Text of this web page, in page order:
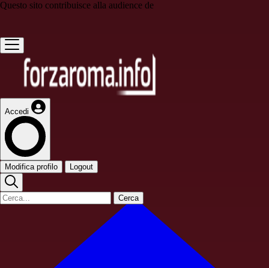
Questo sito contribuisce alla audience de
Accedi
Modifica profilo Logout
Cerca